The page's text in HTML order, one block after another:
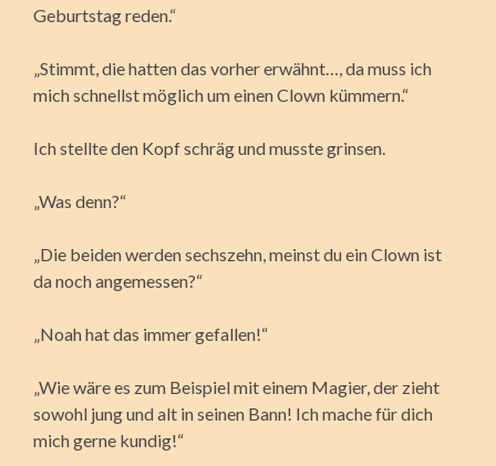
Geburtstag reden.“
„Stimmt, die hatten das vorher erwähnt…, da muss ich
mich schnellst möglich um einen Clown kümmern.“
Ich stellte den Kopf schräg und musste grinsen.
„Was denn?“
„Die beiden werden sechszehn, meinst du ein Clown ist
da noch angemessen?“
„Noah hat das immer gefallen!“
„Wie wäre es zum Beispiel mit einem Magier, der zieht
sowohl jung und alt in seinen Bann! Ich mache für dich
mich gerne kundig!“